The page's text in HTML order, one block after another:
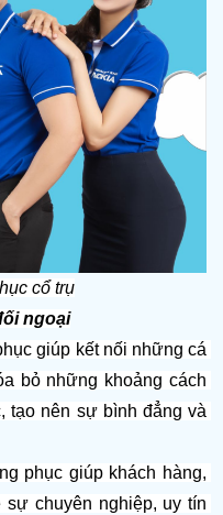
cổ trụ
ngoại
giúp kết nối những cá
bỏ những khoảng cách
tạo nên sự bình đẳng và
phục giúp khách hàng,
chuyên nghiệp, uy tín